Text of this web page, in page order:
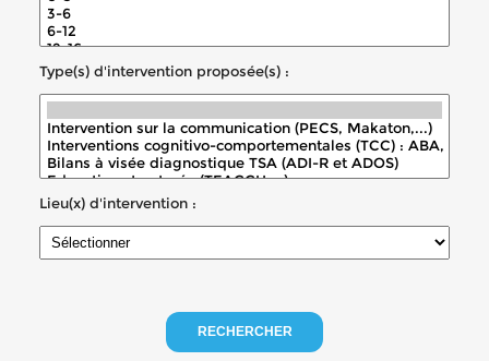
Type(s) d'intervention proposée(s) :
Lieu(x) d'intervention :
RECHERCHER